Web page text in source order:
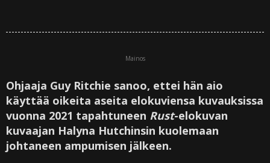
Mainos
Ohjaaja Guy Ritchie sanoo, ettei hän aio
käyttää oikeita aseita elokuviensa kuvauksissa
vuonna 2021 tapahtuneen Rust-elokuvan
kuvaajan Halyna Hutchinsin kuolemaan
johtaneen ampumisen jälkeen.